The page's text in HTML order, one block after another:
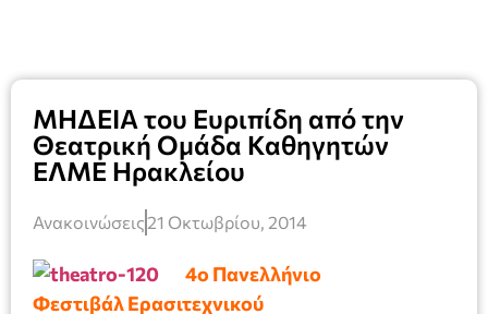
ΜΗΔΕΙΑ του Ευριπίδη από την
Θεατρική Ομάδα Καθηγητών
ΕΛΜΕ Ηρακλείου
Ανακοινώσεις 21 Οκτωβρίου, 2014
4ο Πανελλήνιο
Φεστιβάλ Ερασιτεχνικού